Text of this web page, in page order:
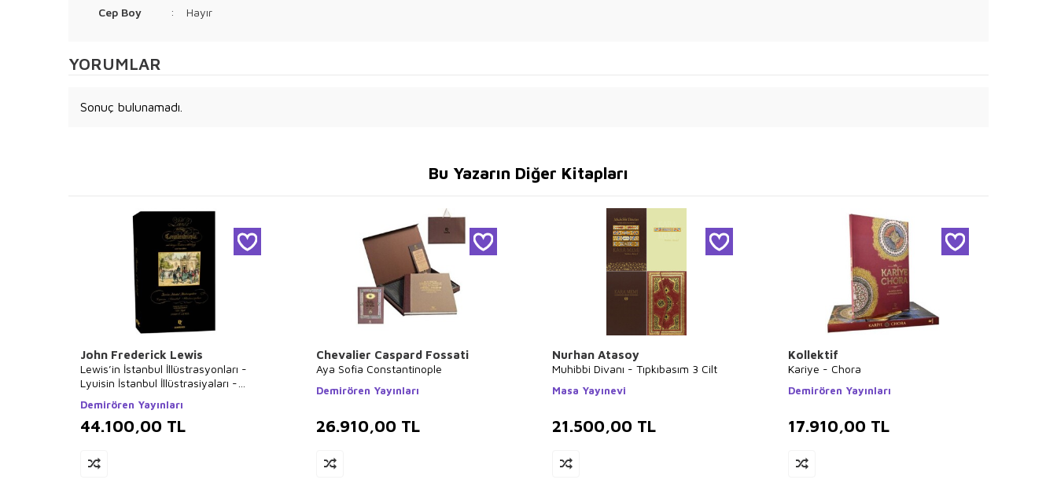
Cep Boy : Hayır
YORUMLAR
Sonuç bulunamadı.
Bu Yazarın Diğer Kitapları
John Frederick Lewis
Lewis’in İstanbul İllüstrasyonları -
Lyuisin İstanbul İllüstrasiyaları -
Demirören Yayınları
44.100,00 TL
Chevalier Caspard Fossati
Aya Sofia Constantinople
Demirören Yayınları
26.910,00 TL
Nurhan Atasoy
Muhibbi Divanı - Tıpkıbasım 3 Cilt
Masa Yayınevi
21.500,00 TL
Kollektif
Kariye - Chora
Demirören Yayınları
17.910,00 TL